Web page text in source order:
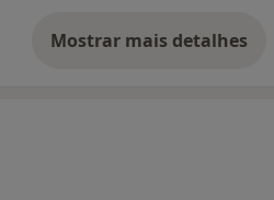
Mostrar mais detalhes
sobre o